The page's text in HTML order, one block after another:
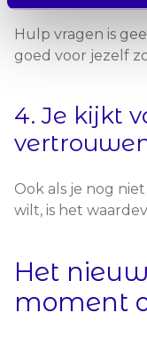
Hulp vragen is
goed voor jezelf
4. Je kijkt
Ook als je nog
wilt, is het
Het
moment